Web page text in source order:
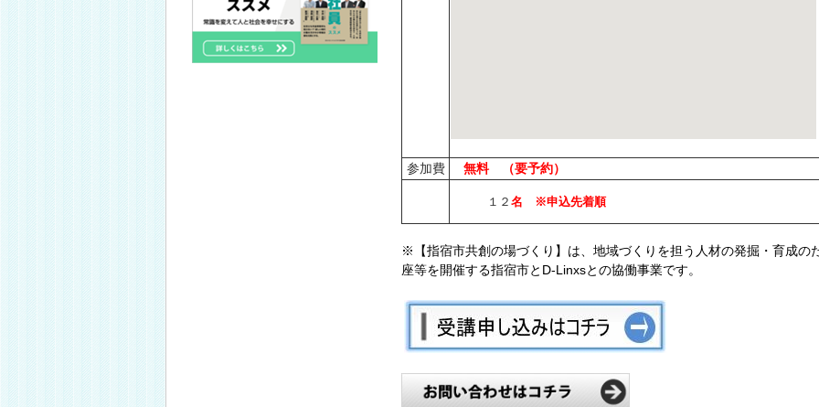
参加費 無料 （要予約）
１２ 名 ※申込先着順
※【指宿市共創の場づくり】は、地域づくりを担う人材の発掘・育成の
座等を開催する指宿市とD-Linxsとの協働事業です。